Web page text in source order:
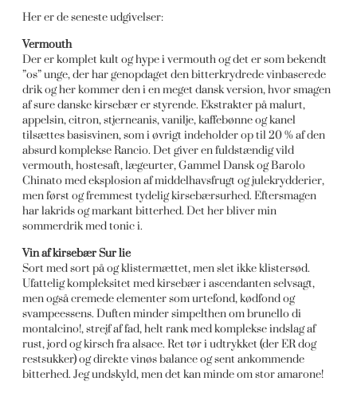
Her er de seneste udgivelser:
Vermouth
Der er komplet kult og hype i vermouth og det er som bekendt
”os” unge, der har genopdaget den bitterkrydrede vinbaserede
drik og her kommer den i en meget dansk version, hvor smagen
af sure danske kirsebær er styrende. Ekstrakter på malurt,
appelsin, citron, stjerneanis, vanilje, kaffebønne og kanel
tilsættes basisvinen, som i øvrigt indeholder op til 20 % af den
absurd komplekse Rancio. Det giver en fuldstændig vild
vermouth, hostesaft, lægeurter, Gammel Dansk og Barolo
Chinato med eksplosion af middelhavsfrugt og julekrydderier,
men først og fremmest tydelig kirsebærsurhed. Eftersmagen
har lakrids og markant bitterhed. Det her bliver min
sommerdrik med tonic i.
Vin af kirsebær Sur lie
Sort med sort på og klistermættet, men slet ikke klistersød.
Ufattelig kompleksitet med kirsebær i ascendanten selvsagt,
men også cremede elementer som urtefond, kødfond og
svampeessens. Duften minder simpelthen om brunello di
montalcino!, strejf af fad, helt rank med komplekse indslag af
rust, jord og kirsch fra alsace. Ret tør i udtrykket (der ER dog
restsukker) og direkte vinøs balance og sent ankommende
bitterhed. Jeg undskyld, men det kan minde om stor amarone!